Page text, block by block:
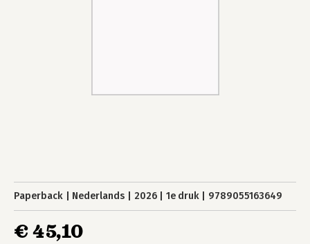
Paperback Nederlands 2026 1e druk 9789055163649
€ 45,10